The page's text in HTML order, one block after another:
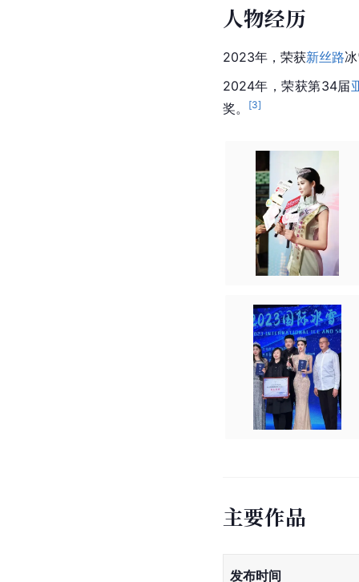
人物经历
2023年，荣获新丝路
2024年，荣获第34届
奖。
[3]
主要作品
发布时间